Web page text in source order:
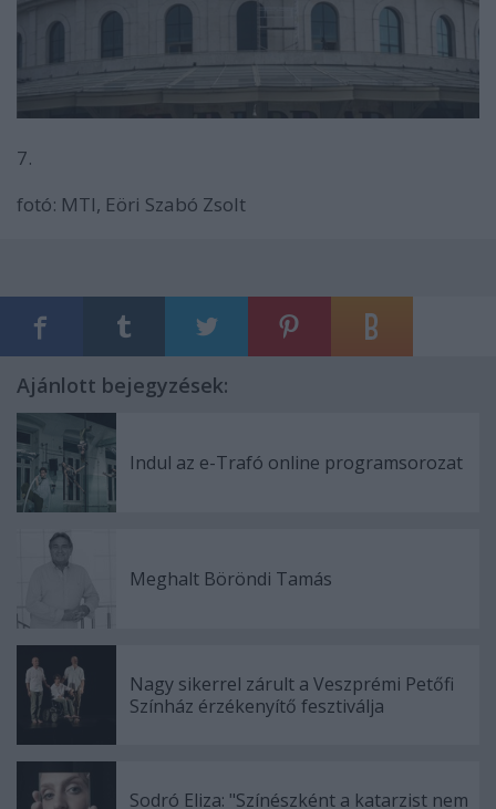
7.
fotó: MTI, Eöri Szabó Zsolt
Ajánlott bejegyzések:
Indul az e-Trafó online programsorozat
Meghalt Böröndi Tamás
Nagy sikerrel zárult a Veszprémi Petőfi
Színház érzékenyítő fesztiválja
Sodró Eliza: "Színészként a katarzist nem